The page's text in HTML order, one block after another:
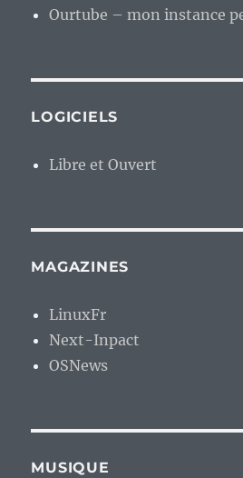
Ourtube – mon instance
LOGICIELS
Libre et Ouvert
MAGAZINES
LinuxFr
Next-Inpact
OSNews
MUSIQUE